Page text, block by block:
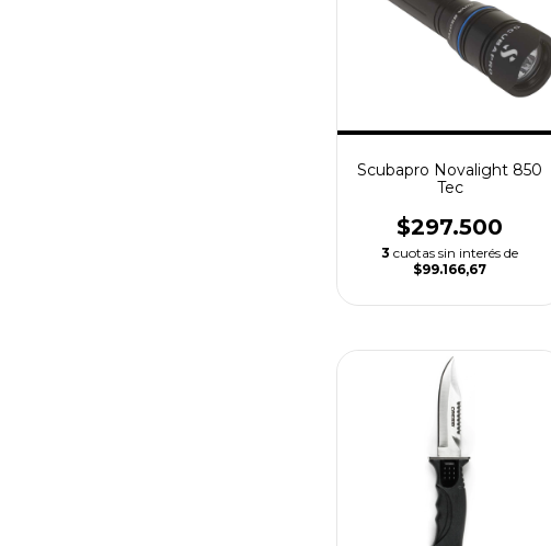
Scubapro Novalight 850
Tec
$297.500
3 cuotas sin interés de
$99.166,67